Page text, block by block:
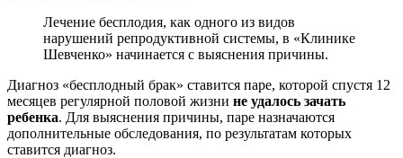
Лечение бесплодия, как одного из видов
нарушений репродуктивной системы, в «Клинике
Шевченко» начинается с выяснения причины.
Диагноз «бесплодный брак» ставится паре, которой спустя 12
месяцев регулярной половой жизни не удалось зачать
ребенка. Для выяснения причины, паре назначаются
дополнительные обследования, по результатам которых
ставится диагноз.